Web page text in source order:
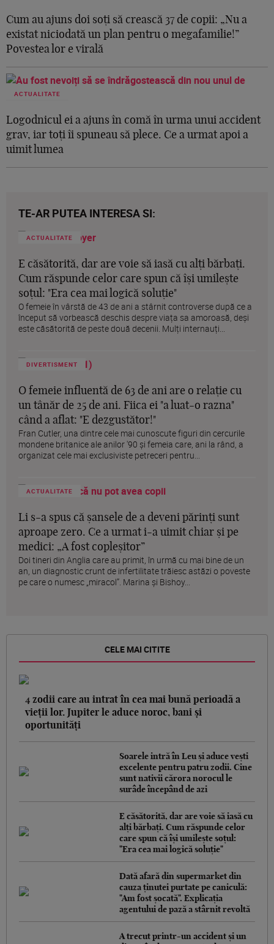
Cum au ajuns doi soți să crească 37 de copii: „Nu a
existat niciodată un plan pentru o megafamilie!”
Povestea lor e virală
ACTUALITATE
Logodnicul ei a ajuns în comă în urma unui accident
grav, iar toți îi spuneau să plece. Ce a urmat apoi a
uimit lumea
TE-AR PUTEA INTERESA SI:
ACTUALITATE
E căsătorită, dar are voie să iasă cu alți bărbați.
Cum răspunde celor care spun că își umilește
soțul: "Era cea mai logică soluție"
O femeie în vârstă de 43 de ani a stârnit controverse după ce a
început să vorbească deschis despre viața sa amoroasă, deși
este căsătorită de peste două decenii. Mulți internauți...
DIVERTISMENT
O femeie influentă de 63 de ani are o relație cu
un tânăr de 25 de ani. Fiica ei "a luat-o razna"
când a aflat: "E dezgustător!"
Fran Cutler, una dintre cele mai cunoscute figuri din cercurile
mondene britanice ale anilor '90 și femeia care, ani la rând, a
organizat cele mai exclusiviste petreceri pentru...
ACTUALITATE
Li s-a spus că șansele de a deveni părinți sunt
aproape zero. Ce a urmat i-a uimit chiar și pe
medici: „A fost copleșitor”
Doi tineri din Anglia care au primit, în urmă cu mai bine de un
an, un diagnostic crunt de infertilitate trăiesc astăzi o poveste
pe care o numesc „miracol”. Marina și Bishoy...
CELE MAI CITITE
4 zodii care au intrat în cea mai bună perioadă a
vieții lor. Jupiter le aduce noroc, bani și
oportunități
Soarele intră în Leu și aduce vești
excelente pentru patru zodii. Cine
sunt nativii cărora norocul le
surâde începând de azi
E căsătorită, dar are voie să iasă cu
alți bărbați. Cum răspunde celor
care spun că își umilește soțul:
"Era cea mai logică soluție"
Dată afară din supermarket din
cauza ținutei purtate pe caniculă:
"Am fost șocată". Explicația
agentului de pază a stârnit revoltă
A trecut printr-un accident și un